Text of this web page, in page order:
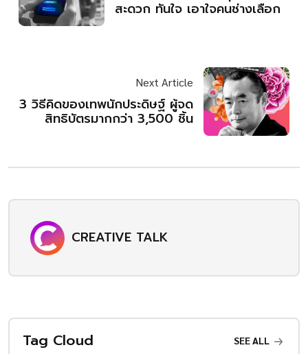
สะดวก ทันใจ เอาใจคนช่างเลือก
Next Article
3 วิธีคิดของเทพนักประดิษฐ์ ผู้จด
สิทธิบัตรมากกว่า 3,500 ชิ้น
CREATIVE TALK
Tag Cloud SEE ALL